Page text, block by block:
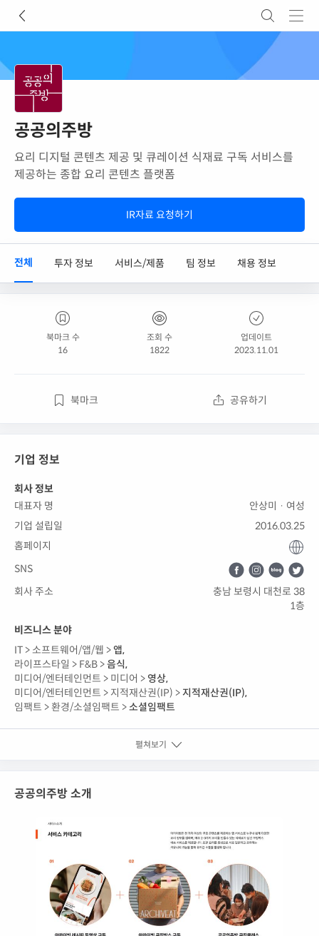
공공의주방
요리 디지털 콘텐츠 제공 및 큐레이션 식재료 구독 서비스를
제공하는 종합 요리 콘텐츠 플랫폼
IR자료 요청하기
전체 투자 정보 서비스/제품 팀 정보 채용 정보
북마크 수
16
조회 수
1822
업데이트
2023.11.01
북마크 공유하기
기업 정보
회사 정보
대표자 명
안상미 · 여성
기업 설립일
2016.03.25
홈페이지
SNS
회사 주소
충남 보령시 대천로 38
1층
비즈니스 분야
IT > 소프트웨어/앱/웹 > 앱,
라이프스타일 > F&B >음식,
미디어/엔터테인먼트 > 미디어 > 영상,
미디어/엔터테인먼트 > 지적재산권(IP) > 지적재산권(IP),
임팩트 >환경/소셜임팩트 >소셜임팩트
펼쳐보기
공공의주방 소개